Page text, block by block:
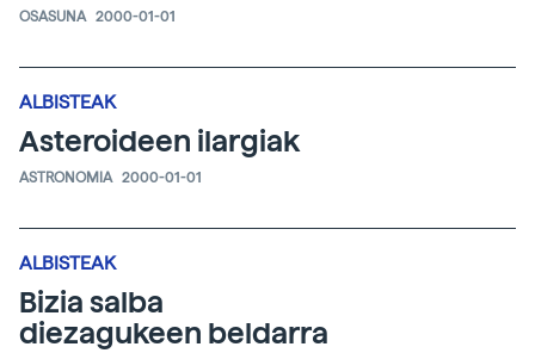
OSASUNA 2000-01-01
ALBISTEAK
Asteroideen ilargiak
ASTRONOMIA 2000-01-01
ALBISTEAK
Bizia salba
diezagukeen beldarra